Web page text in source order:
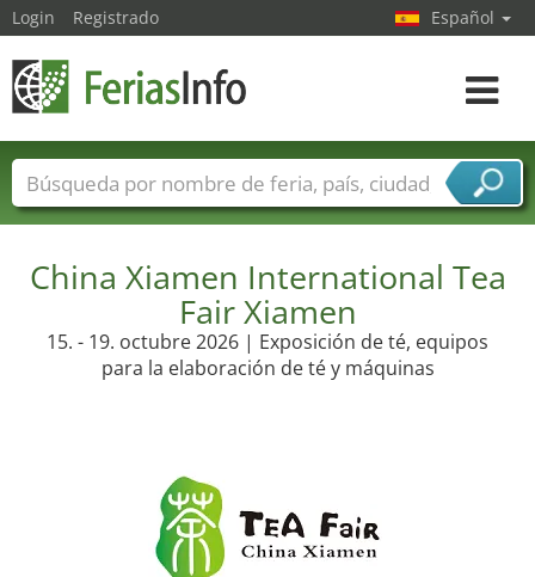
China Xiamen International Tea
Fair Xiamen
15. - 19. octubre 2026 | Exposición de té, equipos
para la elaboración de té y máquinas
Login Registrado Español
toggle
Nombres de ferias Países
Ciudades
Sectores de proveedor de servicios